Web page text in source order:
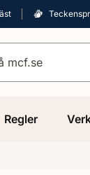
Regler